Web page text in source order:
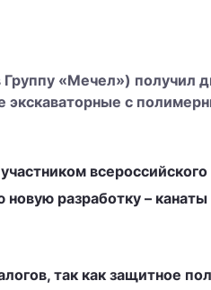
«Мечел») получил
экскаваторные с
новую разработку –
так как защитное